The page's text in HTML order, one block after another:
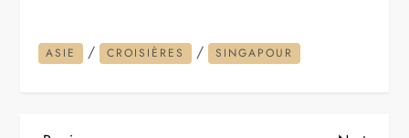
ASIE / CROISIÈRES / SINGAPOUR